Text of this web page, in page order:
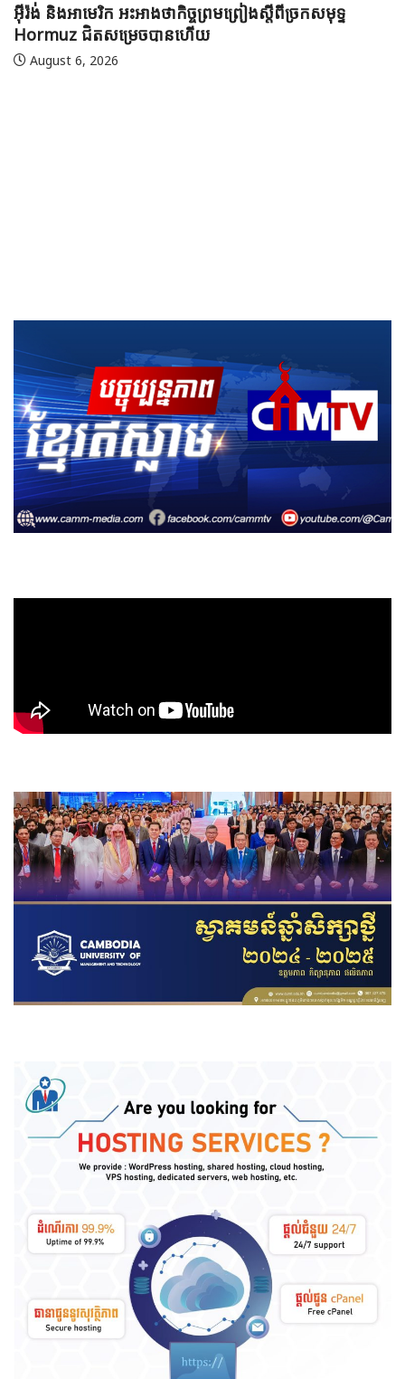
អ៊ីរ៉ង់ និងអាមេរិក អះអាងថាកិច្ចព្រមព្រៀងស្តីពីច្រកសមុទ្ទ
Hormuz ជិតសម្រេចបានហើយ
August 6, 2026